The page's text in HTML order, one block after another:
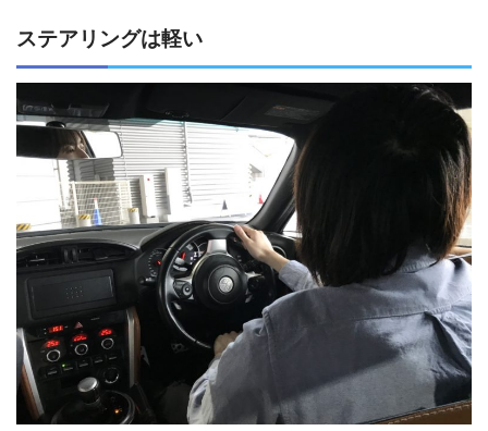
ステアリングは軽い